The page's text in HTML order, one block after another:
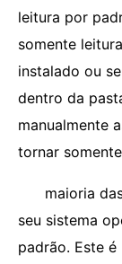
leitura por
somente
instalado ou
dentro da
manualmente
tornar
maioria
seu sistema
padrão. Este